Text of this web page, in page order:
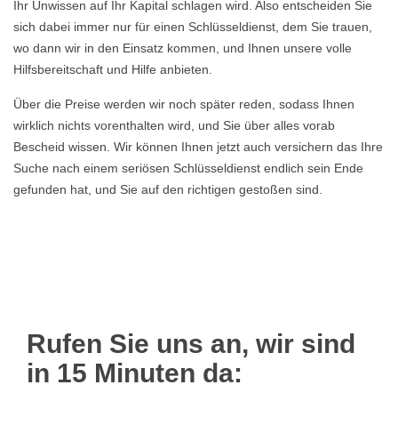
Ihr Unwissen auf Ihr Kapital schlagen wird. Also entscheiden Sie
sich dabei immer nur für einen Schlüsseldienst, dem Sie trauen,
wo dann wir in den Einsatz kommen, und Ihnen unsere volle
Hilfsbereitschaft und Hilfe anbieten.
Über die Preise werden wir noch später reden, sodass Ihnen
wirklich nichts vorenthalten wird, und Sie über alles vorab
Bescheid wissen. Wir können Ihnen jetzt auch versichern das Ihre
Suche nach einem seriösen Schlüsseldienst endlich sein Ende
gefunden hat, und Sie auf den richtigen gestoßen sind.
Rufen Sie uns an, wir sind
in 15 Minuten da: